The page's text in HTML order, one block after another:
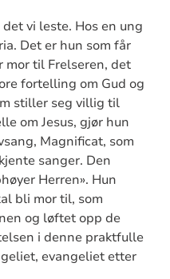
vi leste. Hos en ung
Det er hun som får
mor til Frelseren, det
fortelling om Gud og
stiller seg villig til
om Jesus, gjør hun
Magnificat, som
sanger. Den
Herren». Hun
bli mor til, som
og løftet opp de
i denne praktfulle
evangeliet etter